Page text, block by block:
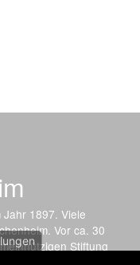
1897. Viele
Vor ca. 30
Stiftung